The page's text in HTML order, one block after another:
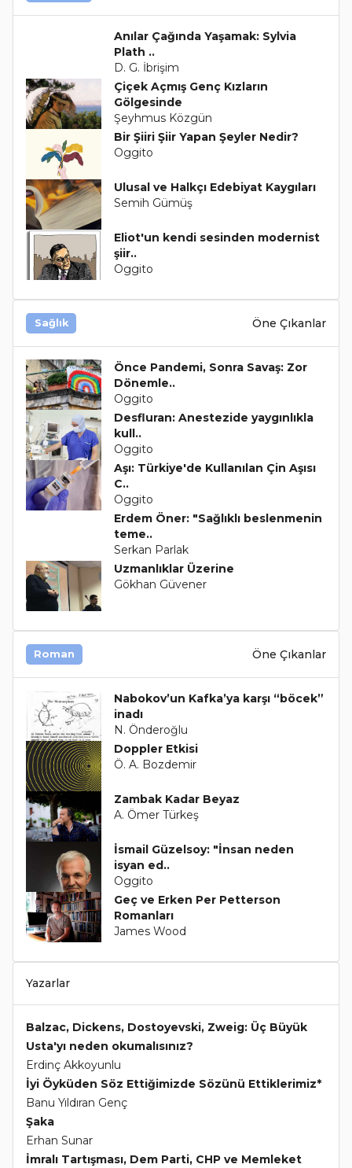
Anılar Çağında Yaşamak: Sylvia
Plath ..
D. G. İbrişim
Çiçek Açmış Genç Kızların
Gölgesinde
Şeyhmus Közgün
Bir Şiiri Şiir Yapan Şeyler Nedir?
Oggito
Ulusal ve Halkçı Edebiyat Kaygıları
Semih Gümüş
Eliot'un kendi sesinden modernist
şiir..
Oggito
Sağlık Öne Çıkanlar
Önce Pandemi, Sonra Savaş: Zor
Dönemle..
Oggito
Desfluran: Anestezide yaygınlıkla
kull..
Oggito
Aşı: Türkiye'de Kullanılan Çin Aşısı
C..
Oggito
Erdem Öner: "Sağlıklı beslenmenin
teme..
Serkan Parlak
Uzmanlıklar Üzerine
Gökhan Güvener
Roman Öne Çıkanlar
Nabokov’un Kafka’ya karşı “böcek”
inadı
N. Önderoğlu
Doppler Etkisi
Ö. A. Bozdemir
Zambak Kadar Beyaz
A. Ömer Türkeş
İsmail Güzelsoy: "İnsan neden
isyan ed..
Oggito
Geç ve Erken Per Petterson
Romanları
James Wood
Yazarlar
Balzac, Dickens, Dostoyevski, Zweig: Üç Büyük
Usta'yı neden okumalısınız?
Erdinç Akkoyunlu
İyi Öyküden Söz Ettiğimizde Sözünü Ettiklerimiz*
Banu Yıldıran Genç
Şaka
Erhan Sunar
İmralı Tartışması, Dem Parti, CHP ve Memleket